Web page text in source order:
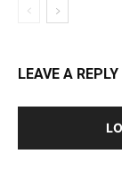
LEAVE A REPLY